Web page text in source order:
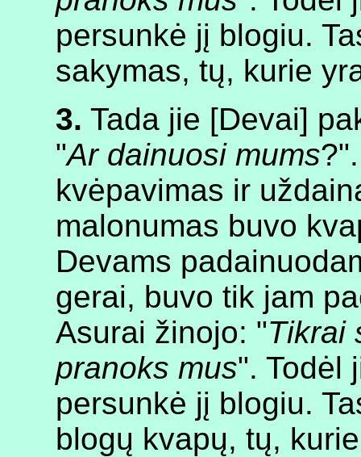
persunkė jį blogiu.
sakymas, tų, kurie
3. Tada jie [Devai]
"Ar dainuosi mums
kvėpavimas ir
malonumas buvo
Devams
gerai, buvo tik jam
Asurai žinojo: "Tikrai
pranoks mus". Todėl
persunkė jį blogiu.
blogų kvapų, tų,